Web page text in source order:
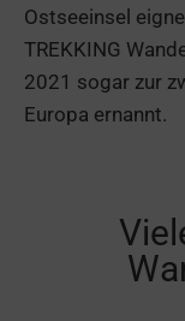
Ostseeinsel
TREKKING
2021 sogar zur
Europa ernannt.